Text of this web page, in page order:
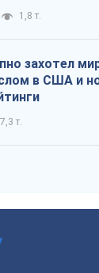
1,8 т.
захотел
в США и
7,3 т.